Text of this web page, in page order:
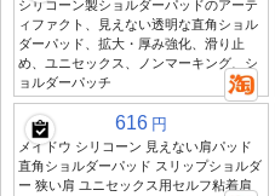
シリコーン製ショルダーパッドのアーテ
ィファクト、見えない透明な直角ショル
ダーパッド、拡大・厚み強化、滑り止
め、ユニセックス、ノンマーキング、シ
ョルダーパッチ
616 円
メイドウ シリコーン 見えない肩パッド
直角ショルダーパッド スリップショルダ
ー 狭い肩 ユニセックス用セルフ粘着肩